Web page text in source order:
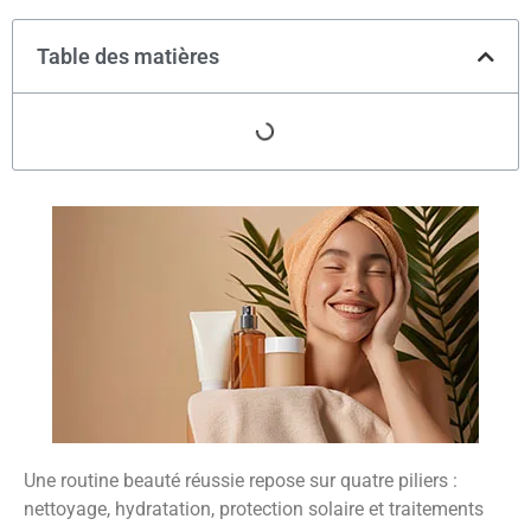
Table des matières
Une routine beauté réussie repose sur quatre piliers :
nettoyage, hydratation, protection solaire et traitements